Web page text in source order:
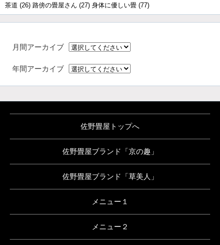
茶道 (26) 路傍の畳屋さん (27) 身体に優しい畳 (77)
月間アーカイブ
年間アーカイブ
佐野畳屋トップへ
佐野畳屋ブランド「京の趣」
佐野畳屋ブランド「草美人」
メニュー１
メニュー２